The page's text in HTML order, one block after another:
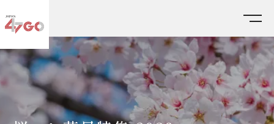
HOME テーマ特集 桜・お花見特集 2026